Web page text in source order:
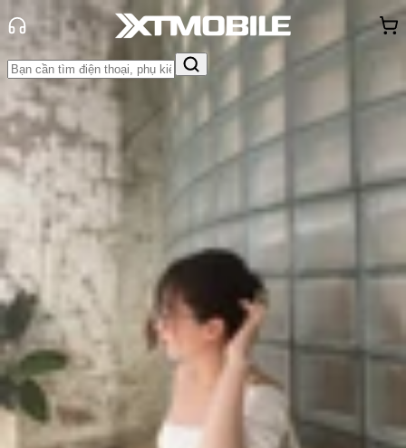
Trang chủ
Tin tức
Hỏi đáp
Tin Mới
Đánh Giá - Trên Tay
Khuyến
Thủ thuật Thông báoKhách
hàng - Sự kiện
Thay màn hình iPhone giá bao
nhiêu: Cập nhật bảng giá từ iPhone
11 - iPhone 17
Triệu Vy
Ngày đăng: 28/11/2025
Cập nhật:28/11/2025